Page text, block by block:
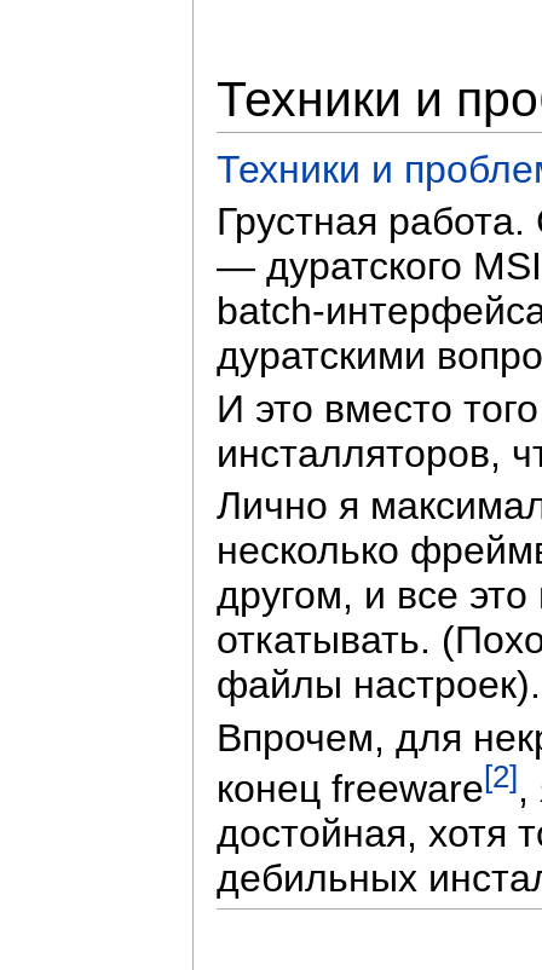
Техники и
Техники и
Грустная
— дуратского
batch-
дуратскими
И это вместо
инсталляторов,
Лично я
несколько
другом, и все
откатывать.
файлы настроек).
Впрочем, для
конец freeware[2],
достойная, хотя
дебильных